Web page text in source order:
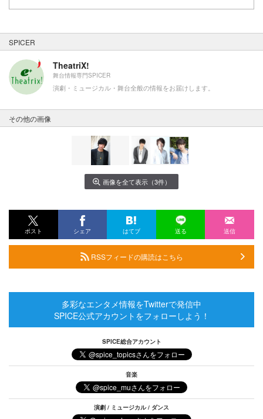
SPICER
TheatriX!
舞台情報専門SPICER
演劇・ミュージカル・舞台全般の情報をお届けします。
その他の画像
画像を全て表示（3件）
ポスト シェア はてブ 送る 送信
RSSフィードの購読はこちら
多彩なエンタメ情報をTwitterで発信中
SPICE公式アカウントをフォローしよう！
SPICE総合アカウント
音楽
演劇 / ミュージカル / ダンス